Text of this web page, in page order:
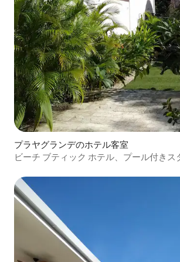
プラヤグランデのホテル客室
ビーチ ブティック ホテル、プール付きス